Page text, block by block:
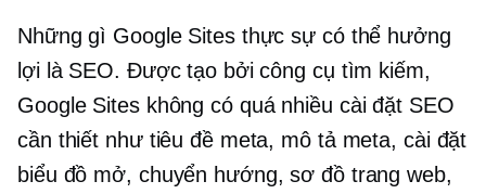
Những gì Google Sites thực sự có thể hưởng
lợi là SEO. Được tạo bởi công cụ tìm kiếm,
Google Sites không có quá nhiều cài đặt SEO
cần thiết như tiêu đề meta, mô tả meta, cài đặt
biểu đồ mở, chuyển hướng, sơ đồ trang web,